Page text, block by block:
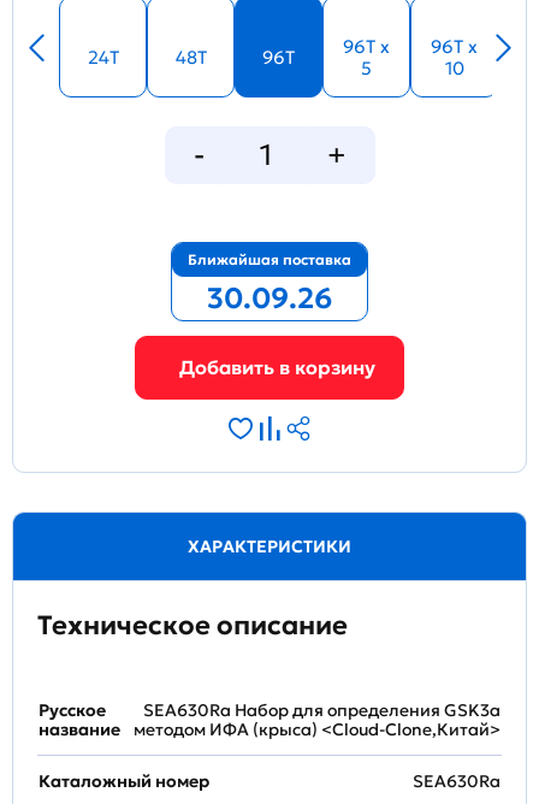
24T 48T 96T
96T x
5
96T x
10
Ближайшая поставка
30.09.26
ХАРАКТЕРИСТИКИ
Техническое описание
Русское
название
SEA630Ra Набор для определения GSK3a
методом ИФА (крыса) <Cloud-Clone,Китай>
Каталожный номер SEA630Ra